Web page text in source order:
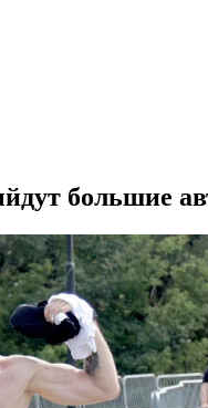
большие